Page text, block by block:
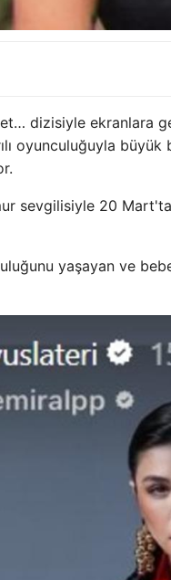
dizisiyle ekranlara
oyunculuğuyla
sevgilisiyle 20
yaşayan ve